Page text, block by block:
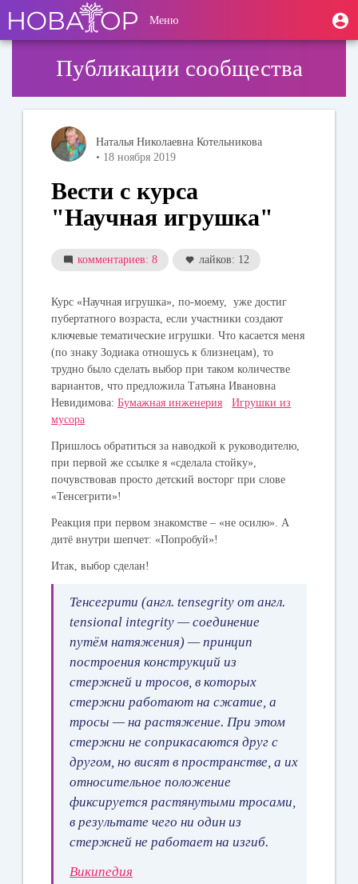
основному
содержанию
User
account
Меню
Публикации сообщества
Наталья Николаевна Котельникова
• 18 ноября 2019
Вести с курса
"Научная игрушка"
комментариев: 8 лайков: 12
Курс «Научная игрушка», по-моему, уже достиг
пубертатного возраста, если участники создают
ключевые тематические игрушки. Что касается меня
(по знаку Зодиака отношусь к близнецам), то
трудно было сделать выбор при таком количестве
вариантов, что предложила Татьяна Ивановна
Невидимова:Бумажная инженерия
Игрушки из
мусора
Пришлось обратиться за наводкой к руководителю,
при первой же ссылке я «сделала стойку»,
почувствовав просто детский восторг при слове
«Тенсегрити»!
Реакция при первом знакомстве – «не осилю». А
дитё внутри шепчет: «Попробуй»!
Итак, выбор сделан!
Тенсегрити (англ. tensegrity от англ.
tensional integrity — соединение
путём натяжения) — принцип
построения конструкций из
стержней и тросов, в которых
стержни работают на сжатие, а
тросы — на растяжение. При этом
стержни не соприкасаются друг с
другом, но висят в пространстве, а их
относительное положение
фиксируется растянутыми тросами,
в результате чего ни один из
стержней не работает на изгиб.
Википедия